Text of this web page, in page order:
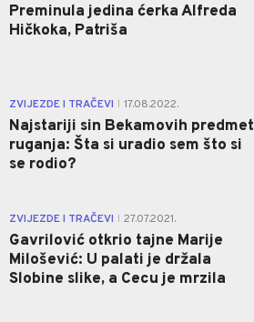
Preminula jedina ćerka Alfreda
Hičkoka, Patriša
ZVIJEZDE I TRAČEVI 17.08.2022.
Najstariji sin Bekamovih predmet
ruganja: Šta si uradio sem što si
se rodio?
ZVIJEZDE I TRAČEVI 27.07.2021.
Gavrilović otkrio tajne Marije
Milošević: U palati je držala
Slobine slike, a Cecu je mrzila